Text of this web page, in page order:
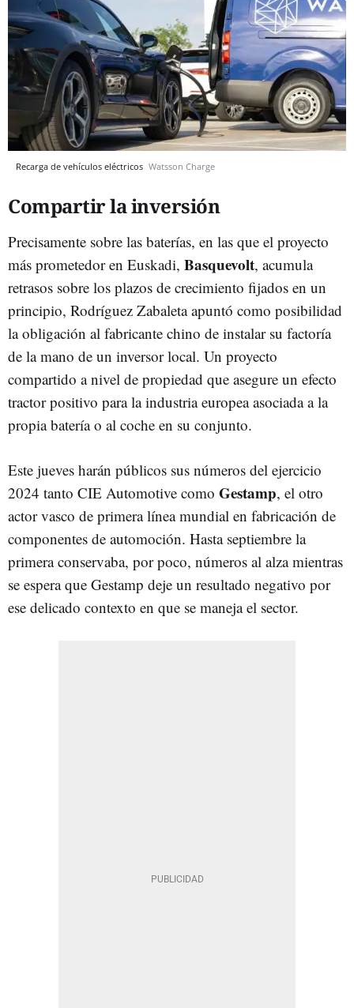
Recarga de vehículos eléctricos Watsson Charge
Compartir la inversión
Precisamente sobre las baterías, en las que el proyecto
más prometedor en Euskadi, Basquevolt, acumula
retrasos sobre los plazos de crecimiento fijados en un
principio, Rodríguez Zabaleta apuntó como posibilidad
la obligación al fabricante chino de instalar su factoría
de la mano de un inversor local. Un proyecto
compartido a nivel de propiedad que asegure un efecto
tractor positivo para la industria europea asociada a la
propia batería o al coche en su conjunto.
Este jueves harán públicos sus números del ejercicio
2024 tanto CIE Automotive como Gestamp, el otro
actor vasco de primera línea mundial en fabricación de
componentes de automoción. Hasta septiembre la
primera conservaba, por poco, números al alza mientras
se espera que Gestamp deje un resultado negativo por
ese delicado contexto en que se maneja el sector.